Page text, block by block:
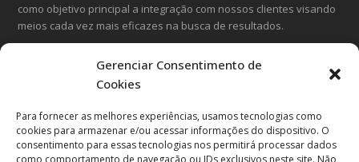
Gerenciar Consentimento de
Cookies
Para fornecer as melhores experiências, usamos tecnologias como
cookies para armazenar e/ou acessar informações do dispositivo. O
consentimento para essas tecnologias nos permitirá processar dados
como comportamento de navegação ou IDs exclusivos neste site. Não
como objetivo principal a integração com nossos clientes visando
meios cada vez mais eficazes na busca de resultados.
FacebookInstagram
Entre em contato
Avenida Cândido Hartmann, 570